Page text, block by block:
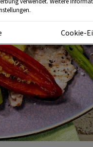
Cookie-